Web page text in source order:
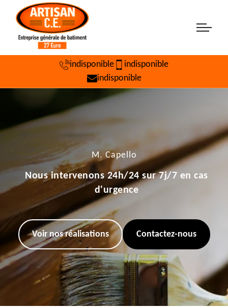
indisponible
indisponible
indisponible
M. Capello
Nous intervenons 24h/24 sur 7j/7 en cas
d'urgence
Voir nos réalisations Contactez-nous